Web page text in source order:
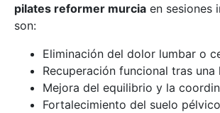
pilates reformer murcia en sesiones
son:
Eliminación del dolor lumbar o
Recuperación funcional tras una
Mejora del equilibrio y la
Fortalecimiento del suelo